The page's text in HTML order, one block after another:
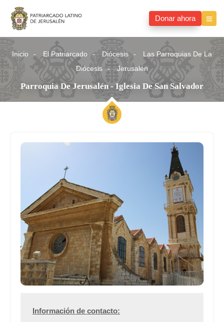
Donar ahora
Inicio El Patriarcado Diócesis
Las Parroquias De La
Diócesis
Jerusalén
Parroquia De Jerusalén - Iglesia De San Salvador
Información de contacto: